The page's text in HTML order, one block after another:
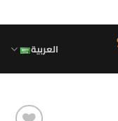
العربية